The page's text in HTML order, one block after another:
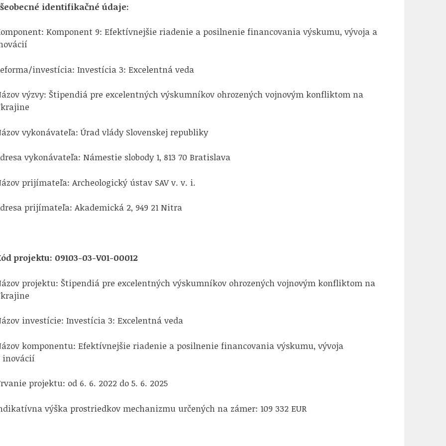
identifikačné údaje:
Komponent 9: Efektívnejšie riadenie a posilnenie financovania výskumu, vývoja a
investícia: Investícia 3: Excelentná veda
výzvy: Štipendiá pre excelentných výskumníkov ohrozených vojnovým konfliktom na
vykonávateľa: Úrad vlády Slovenskej republiky
vykonávateľa: Námestie slobody 1, 813 70 Bratislava
prijímateľa: Archeologický ústav SAV v. v. i.
prijímateľa: Akademická 2, 949 21 Nitra
projektu: 09103-03-V01-00012
projektu: Štipendiá pre excelentných výskumníkov ohrozených vojnovým konfliktom na
investície: Investícia 3: Excelentná veda
komponentu: Efektívnejšie riadenie a posilnenie financovania výskumu, vývoja
inovácií
projektu: od 6. 6. 2022 do 5. 6. 2025
výška prostriedkov mechanizmu určených na zámer: 109 332 EUR